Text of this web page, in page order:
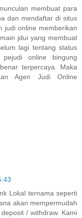
membuat para
dan mendaftar di situs
judi online memberikan
jdui yang membuat
lagi tentang status
pejudi online bingung
terpercaya. Maka
Agen Judi Online
Lokal ternama seperti
akan mempermudah
/ withdraw. Kami